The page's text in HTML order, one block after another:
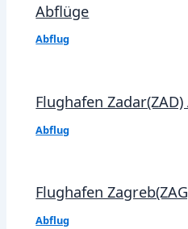
Abflüge
Abflug
Flughafen
Abflug
Flughafen
Abflug